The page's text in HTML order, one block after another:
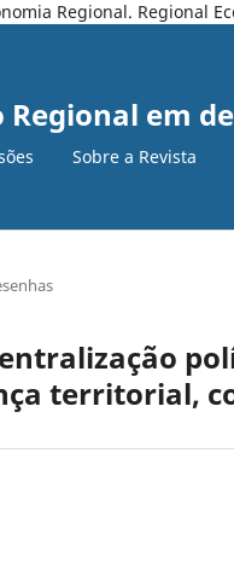
Regional. Regional
Regional em
Sobre a Revista
territorial,